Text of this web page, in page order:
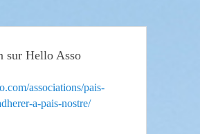
sur Hello Asso
associations/pais-
a-pais-nostre/